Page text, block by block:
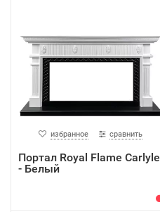
избранное сравнить
Портал Royal Flame Carlyle
- Белый